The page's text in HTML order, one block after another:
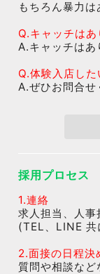
もちろん暴力は
Q.キャッチはあ
A.キャッチはあ
Q.体験入店し
A.ぜひお問合せ
採用プロセス
1.連絡
求人担当、人事
(TEL、LINE
2.面接の日程決
質問や相談など